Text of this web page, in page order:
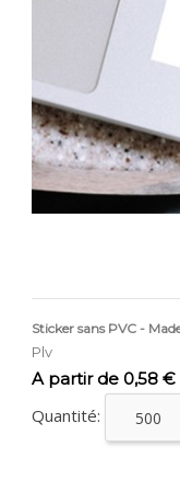
Sticker sans PVC -
Plv
Prix
A partir de 0,58 €
Quantité: